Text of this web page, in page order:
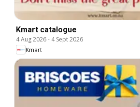
Kmart catalogue
4 Aug 2026- 4 Sept 2026
Kmart